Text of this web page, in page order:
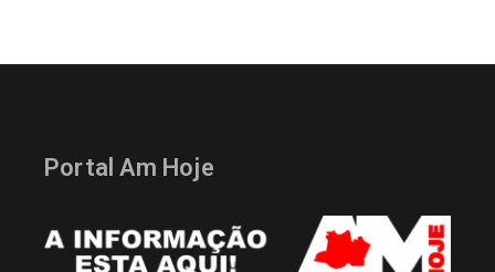
Portal Am Hoje